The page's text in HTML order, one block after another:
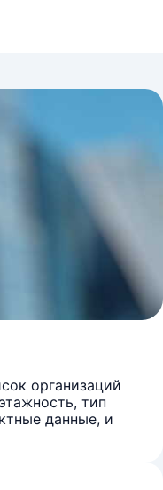
организаций
тип
данные, и